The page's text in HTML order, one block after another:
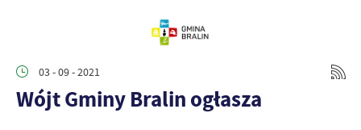
03 - 09 - 2021
Wójt Gminy Bralin ogłasza